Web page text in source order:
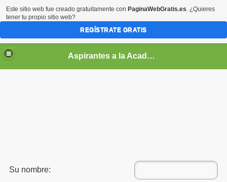
Aspirantes a la Academia Militar de Venezuela [NO ES LA PAGINA OFICIAL]
Su nombre:
Este sitio web fue creado gratuitamente con PaginaWebGratis.es. ¿Quieres
tener tu propio sitio web?
REGÍSTRATE GRATIS